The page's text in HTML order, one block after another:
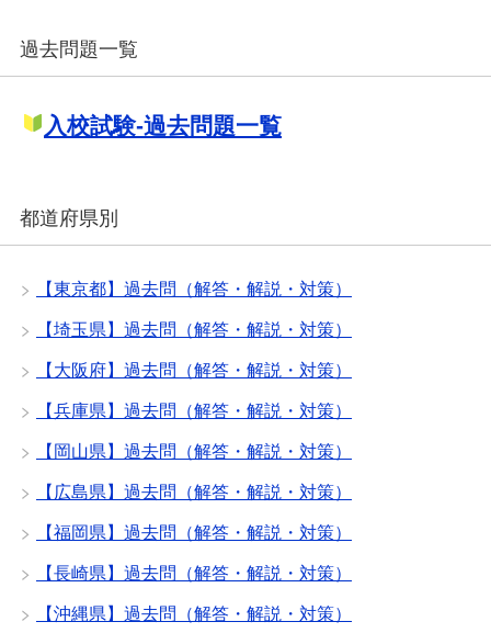
過去問題一覧
入校試験-過去問題一覧
都道府県別
【東京都】過去問（解答・解説・対策）
【埼玉県】過去問（解答・解説・対策）
【大阪府】過去問（解答・解説・対策）
【兵庫県】過去問（解答・解説・対策）
【岡山県】過去問（解答・解説・対策）
【広島県】過去問（解答・解説・対策）
【福岡県】過去問（解答・解説・対策）
【長崎県】過去問（解答・解説・対策）
【沖縄県】過去問（解答・解説・対策）